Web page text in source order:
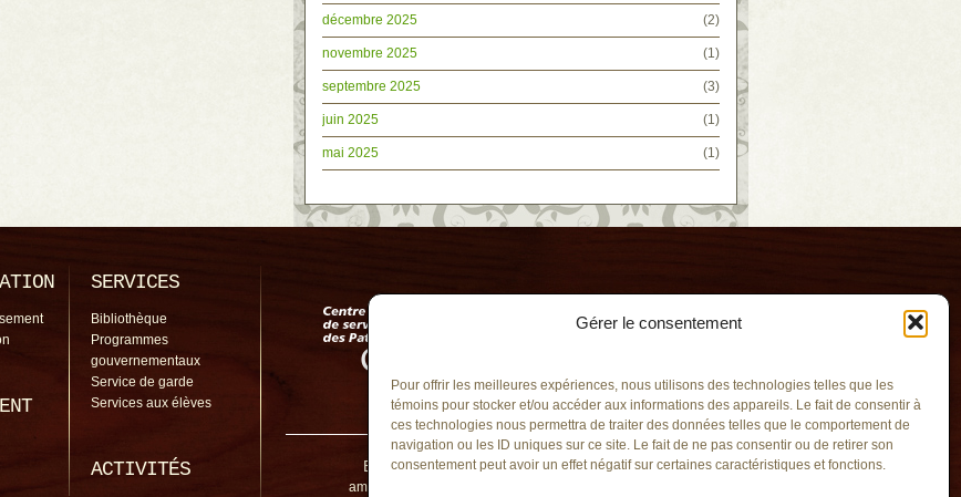
Gérer le consentement
Pour offrir les meilleures expériences, nous utilisons des technologies telles que les
témoins pour stocker et/ou accéder aux informations des appareils. Le fait de consentir à
ces technologies nous permettra de traiter des données telles que le comportement de
navigation ou les ID uniques sur ce site. Le fait de ne pas consentir ou de retirer son
consentement peut avoir un effet négatif sur certaines caractéristiques et fonctions.
décembre 2025 (2)
novembre 2025 (1)
septembre 2025 (3)
juin 2025 (1)
mai 2025 (1)
SERVICES
Bibliothèque
Programmes
gouvernementaux
Service de garde
Services aux élèves
ACTIVITÉS École de l'Amitié
amitie@cssp.gouv.qc.ca